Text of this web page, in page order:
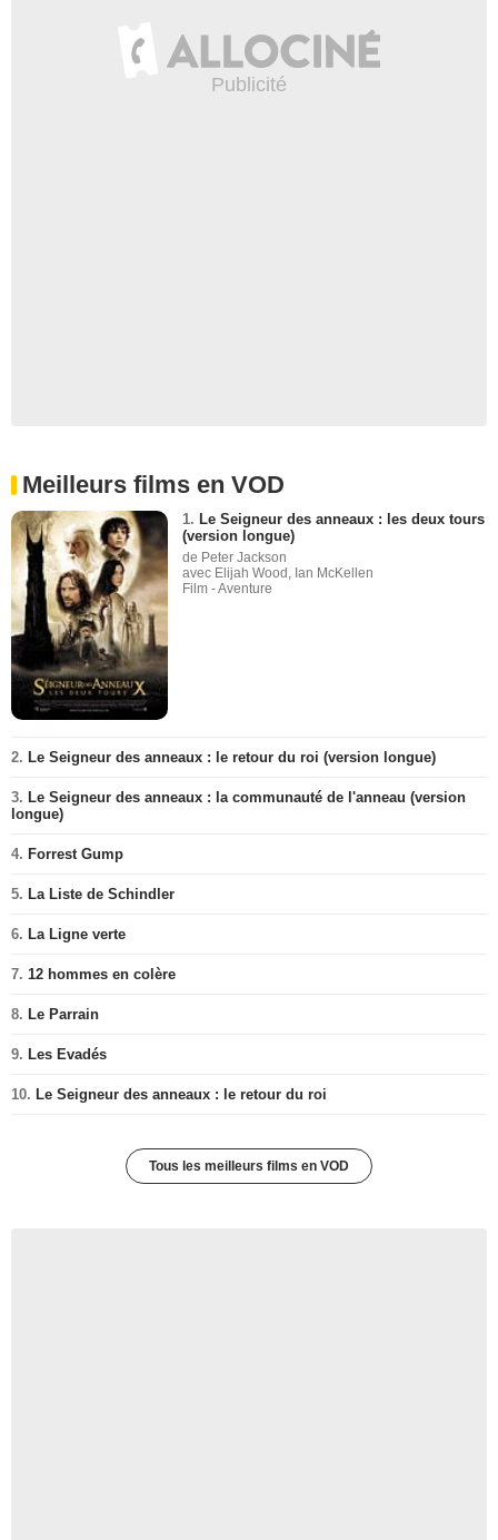
Meilleurs films en VOD
1. Le Seigneur des anneaux : les deux tours
(version longue)
de Peter Jackson
avec Elijah Wood, Ian McKellen
Film - Aventure
2. Le Seigneur des anneaux : le retour du roi (version longue)
3. Le Seigneur des anneaux : la communauté de l'anneau (version
longue)
4. Forrest Gump
5. La Liste de Schindler
6. La Ligne verte
7. 12 hommes en colère
8. Le Parrain
9. Les Evadés
10. Le Seigneur des anneaux : le retour du roi
Tous les meilleurs films en VOD